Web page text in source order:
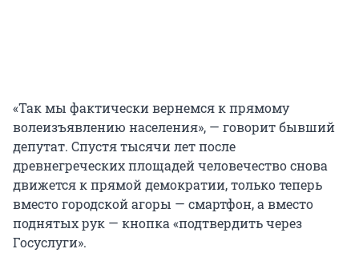
«Так мы фактически вернемся к прямому
волеизъявлению населения», — говорит бывший
депутат. Спустя тысячи лет после
древнегреческих площадей человечество снова
движется к прямой демократии, только теперь
вместо городской агоры — смартфон, а вместо
поднятых рук — кнопка «подтвердить через
Госуслуги».